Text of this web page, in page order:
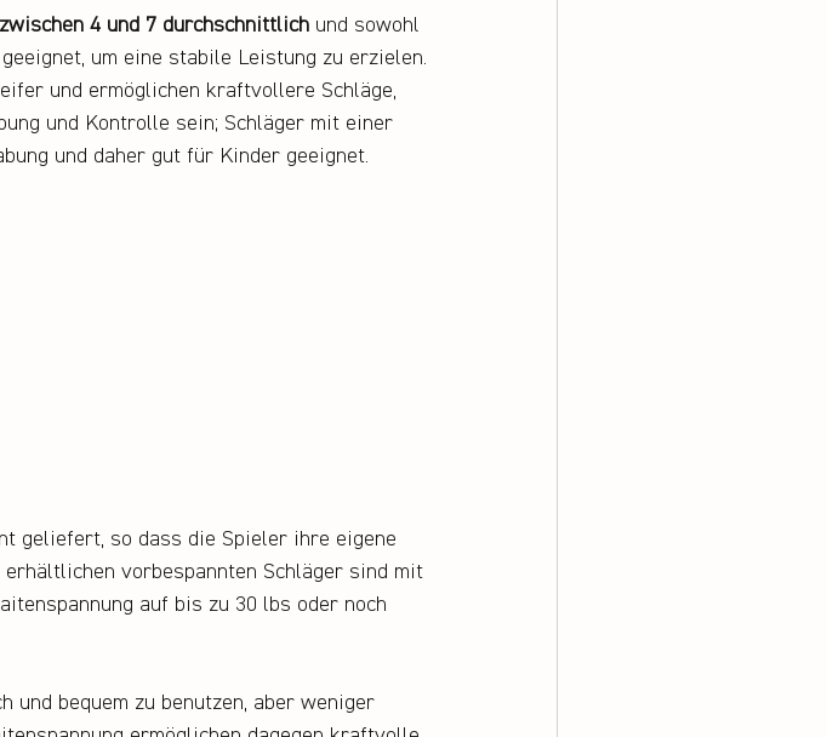
4 und 7 durchschnittlich und sowohl
um eine stabile Leistung zu erzielen.
und ermöglichen kraftvollere Schläge,
und Kontrolle sein; Schläger mit einer
und daher gut für Kinder geeignet.
geliefert, so dass die Spieler ihre eigene
erhältlichen vorbespannten Schläger sind mit
auf bis zu 30 lbs oder noch
und bequem zu benutzen, aber weniger